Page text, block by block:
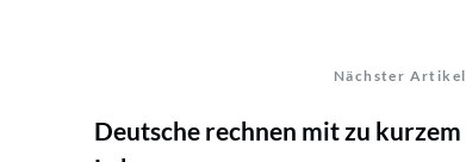
Nächster Artikel
Deutsche rechnen mit zu kurzem